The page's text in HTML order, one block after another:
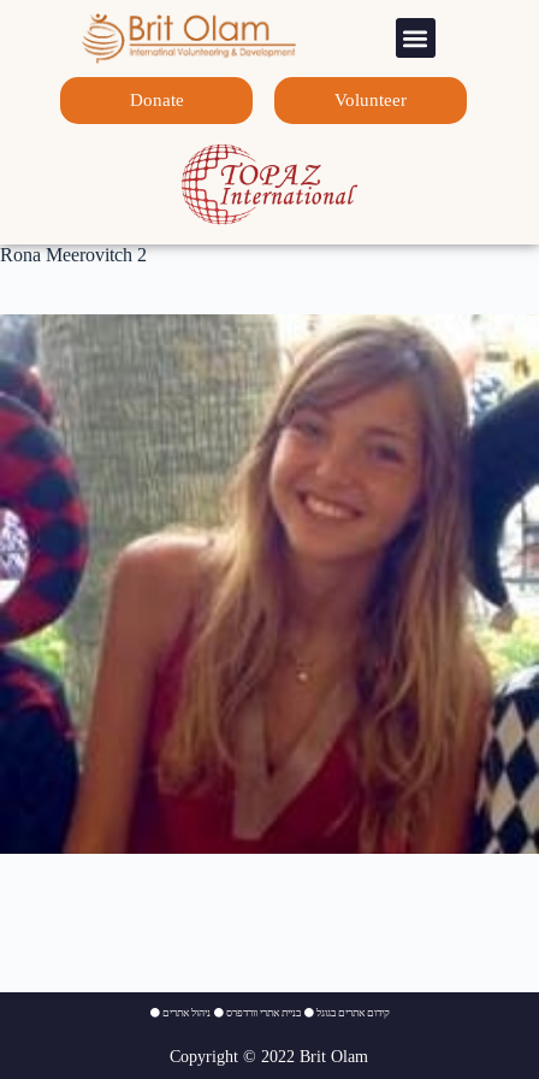
Donate Volunteer
Rona Meerovitch 2
⚫ קידום אתרים בגוגל ⚫בניית אתרי וורדפרס ⚫ניהול אתרים
Copyright © 2022 Brit Olam